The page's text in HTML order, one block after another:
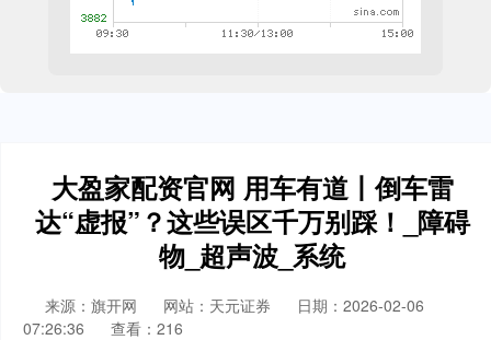
大盈家配资官网 用车有道丨倒车雷
达“虚报”？这些误区千万别踩！_障碍
物_超声波_系统
来源：旗开网 网站：天元证券
日期：2026-02-06
07:26:36
查看：216